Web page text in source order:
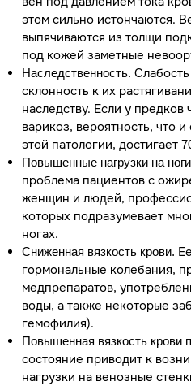
этом сильно истончаются.
выпячиваются из толщи
под кожей заметные
Наследственность.
склонность к их
наследству. Если у предков
варикоз, вероятность, что
этой патологии, достигает
Повышенные нагрузки на
проблема пациентов с
женщин и людей,
которых подразумевает
ногах.
Сниженная вязкость крови.
гормональные колебания,
медпрепаратов,
воды, а также некоторые
гемофилия).
Повышенная вязкость крови
состояние приводит к
нагрузки на венозные